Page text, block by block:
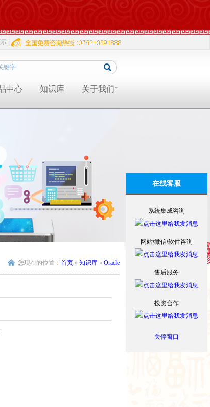
|
中心 知识库 关于我们
您现在的位置： 首页 » 知识库 » Oracle
在线客服
系统集成咨询
网站\微信\软件咨询
售后服务
投资合作
关停窗口